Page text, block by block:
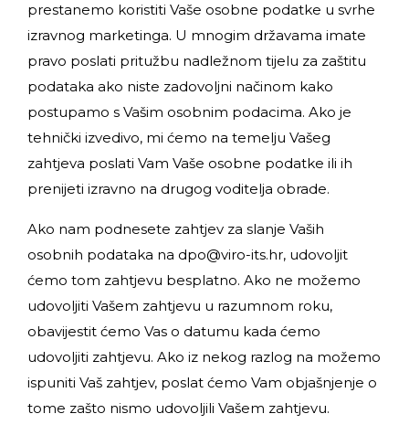
prestanemo koristiti Vaše osobne podatke u svrhe
izravnog marketinga. U mnogim državama imate
pravo poslati pritužbu nadležnom tijelu za zaštitu
podataka ako niste zadovoljni načinom kako
postupamo s Vašim osobnim podacima. Ako je
tehnički izvedivo, mi ćemo na temelju Vašeg
zahtjeva poslati Vam Vaše osobne podatke ili ih
prenijeti izravno na drugog voditelja obrade.
Ako nam podnesete zahtjev za slanje Vaših
osobnih podataka na dpo@viro-its.hr, udovoljit
ćemo tom zahtjevu besplatno. Ako ne možemo
udovoljiti Vašem zahtjevu u razumnom roku,
obavijestit ćemo Vas o datumu kada ćemo
udovoljiti zahtjevu. Ako iz nekog razlog na možemo
ispuniti Vaš zahtjev, poslat ćemo Vam objašnjenje o
tome zašto nismo udovoljili Vašem zahtjevu.